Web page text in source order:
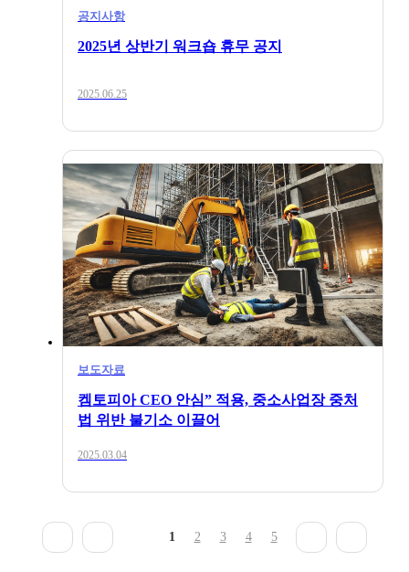
공지사항
2025년 상반기 워크숍 휴무 공지
2025.06.25
보도자료
켐토피아 CEO 안심” 적용, 중소사업장 중처
법 위반 불기소 이끌어
2025.03.04
1 2 3 4 5